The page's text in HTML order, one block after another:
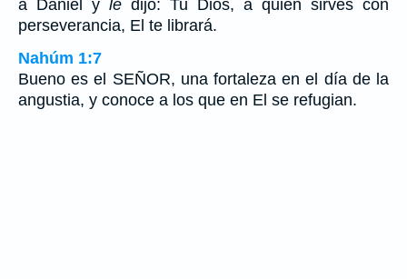
a Daniel y le dijo: Tu Dios, a quien sirves con
perseverancia, El te librará.
Nahúm 1:7
Bueno es el SEÑOR, una fortaleza en el día de la
angustia, y conoce a los que en El se refugian.